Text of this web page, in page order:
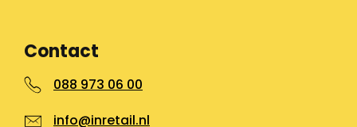
Contact
088 973 06 00
info@inretail.nl